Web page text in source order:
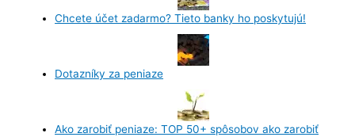
Chcete účet zadarmo? Tieto banky ho poskytujú!
Dotazníky za peniaze
Ako zarobiť peniaze: TOP 50+ spôsobov ako zarobiť